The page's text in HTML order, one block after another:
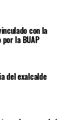
con la
la BUAP
del exalcalde